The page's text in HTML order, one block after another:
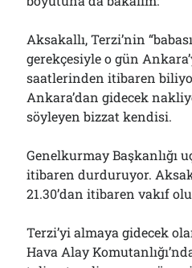
Aksakallı, Terzi’nin
gerekçesiyle o gün
saatlerinden itibaren
Ankara’dan gidecek
söyleyen bizzat kendisi.
Genelkurmay Başkanlığı
itibaren durduruyor.
21.30’dan itibaren vakıf
Terzi’yi almaya gidecek
Hava Alay